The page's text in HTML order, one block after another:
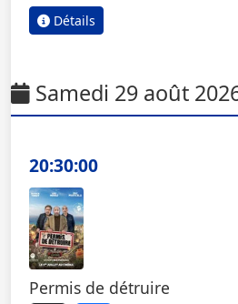
Détails
Samedi 29 août
20:30:00
Permis de détruire